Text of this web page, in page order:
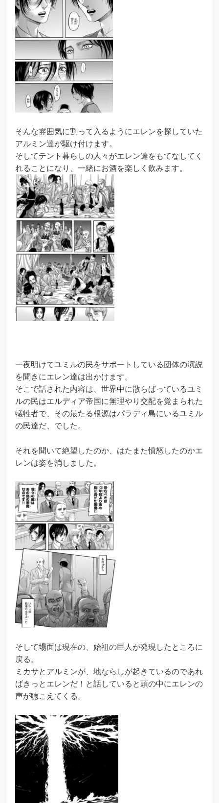
そんな雰囲気に割って入るようにエレンを探していた
アルミン達が駆け付けます。
そしてテント暮らしの人々がエレン達をもてなしてく
れることになり、一緒にお酒を楽しく飲みます。
一夜明けてユミルの民をサポートしている団体の演説
を聞きにエレン達は出かけます。
そこで話された内容は、世界中に散らばっているユミ
ルの民はエルディア帝国に無理やり交配を覚まられた
犠牲者で、その最たる根源はパラディ島にいるユミル
の民達だ、でした。
それを聞いて絶望したのか、はたまた憤怒したのかエ
レンは姿を消しました。
そして場面は現在の、始祖の巨人が発現したところに
戻る。
ミカサとアルミンが、地ならしが起きているのであれ
ばきっとエレンだ！と話していると頭の中にエレンの
声が聴こえてくる。